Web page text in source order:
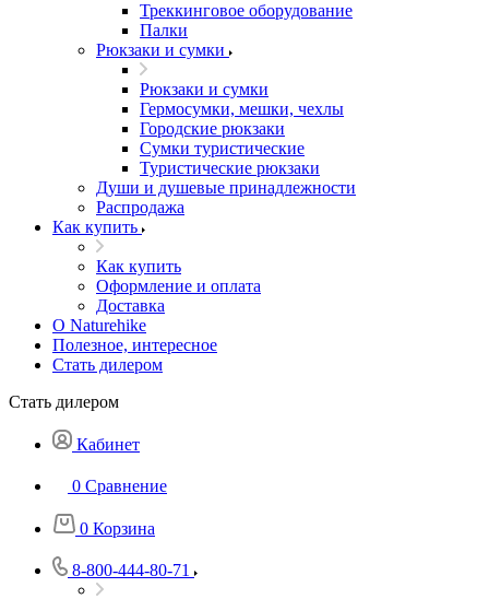
Треккинговое оборудование
Палки
Рюкзаки и сумки
Рюкзаки и сумки
Гермосумки, мешки, чехлы
Городские рюкзаки
Сумки туристические
Туристические рюкзаки
Души и душевые принадлежности
Распродажа
Как купить
Как купить
Оформление и оплата
Доставка
О Naturehike
Полезное, интересное
Стать дилером
Стать дилером
Кабинет
0 Сравнение
0 Корзина
8-800-444-80-71